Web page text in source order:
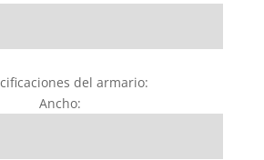
del armario:
Ancho: